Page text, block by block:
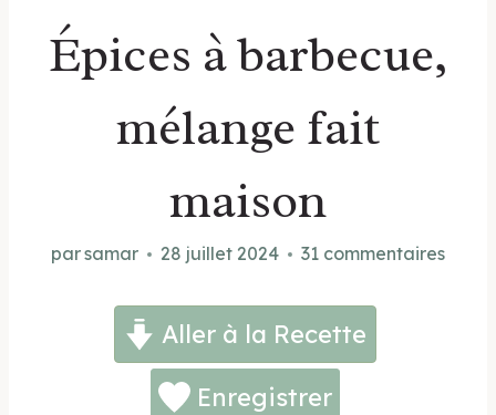
Épices à barbecue,
mélange fait
maison
parsamar 28 juillet 2024 31 commentaires
Aller à la Recette
Enregistrer